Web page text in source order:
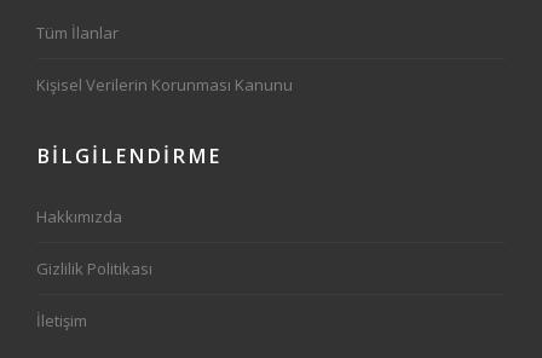
Tüm İlanlar
Kişisel Verilerin Korunması Kanunu
BİLGİLENDİRME
Hakkımızda
Gizlilik Politikası
İletişim